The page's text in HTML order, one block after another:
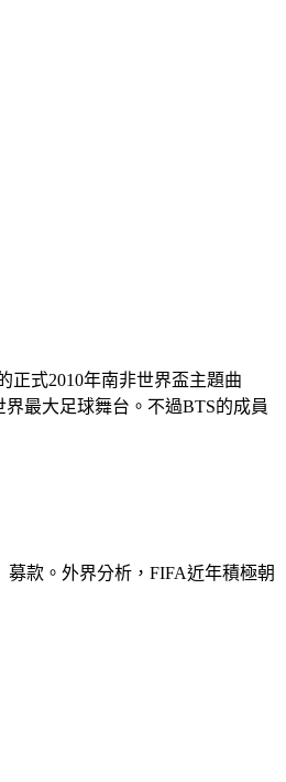
正式2010年南非世界盃主題曲
界最大足球舞台。不過BTS的成員
款。外界分析，FIFA近年積極朝